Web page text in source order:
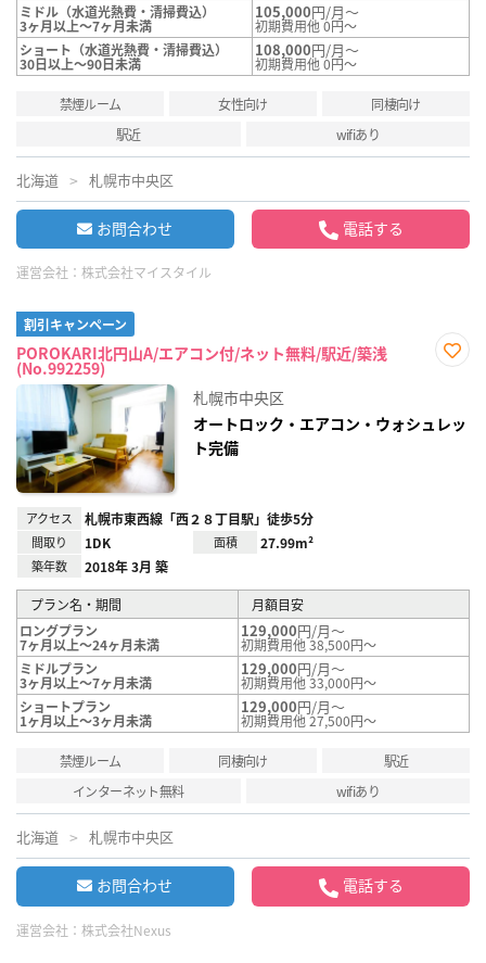
ミドル（水道光熱費・清掃費込）
3ヶ月以上～7ヶ月未満
105,000円/月～
初期費用他 0円～
ショート（水道光熱費・清掃費込）
30日以上～90日未満
108,000円/月～
初期費用他 0円～
禁煙ルーム 女性向け
同棲向け
駅近
wifiあり
北海道 札幌市中央区
お問合わせ 電話する
運営会社： 株式会社マイスタイル
割引キャンペーン
POROKARI北円山A/エアコン付/ネット無料/駅近/築浅
(No.992259)
録
札幌市中央区
オートロック・エアコン・ウォシュレッ
ト完備
アクセス 札幌市東西線「西２８丁目駅」徒歩5分
間取り 1DK 面積 27.99m²
築年数 2018年 3月 築
プラン名・期間
月額目安
ロングプラン
7ヶ月以上～24ヶ月未満
129,000円/月～
初期費用他 38,500円～
ミドルプラン
3ヶ月以上～7ヶ月未満
129,000円/月～
初期費用他 33,000円～
ショートプラン
1ヶ月以上～3ヶ月未満
129,000円/月～
初期費用他 27,500円～
禁煙ルーム 同棲向け
駅近
インターネット無料
wifiあり
北海道 札幌市中央区
お問合わせ 電話する
運営会社： 株式会社Nexus